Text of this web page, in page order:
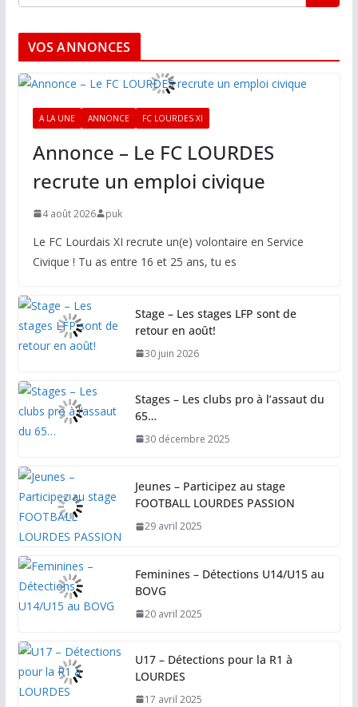
VOS ANNONCES
A LA UNE ANNONCE FC LOURDES XI
Annonce – Le FC LOURDES
recrute un emploi civique
4 août 2026 puk
Le FC Lourdais XI recrute un(e) volontaire en Service
Civique ! Tu as entre 16 et 25 ans, tu es
Stage – Les stages LFP sont de
retour en août!
30 juin 2026
Stages – Les clubs pro à l’assaut du
65…
30 décembre 2025
Jeunes – Participez au stage
FOOTBALL LOURDES PASSION
29 avril 2025
Feminines – Détections U14/U15 au
BOVG
20 avril 2025
U17 – Détections pour la R1 à
LOURDES
17 avril 2025